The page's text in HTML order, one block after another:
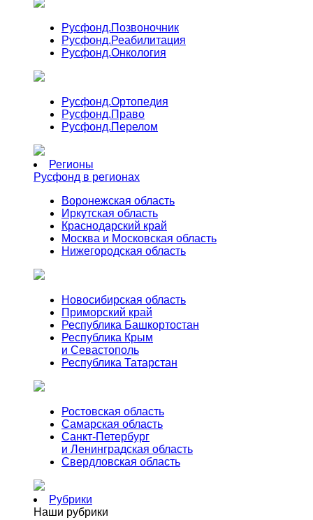
Русфонд.Позвоночник
Русфонд.Реабилитация
Русфонд.Онкология
Русфонд.Ортопедия
Русфонд.Право
Русфонд.Перелом
Регионы
Русфонд в регионах
Воронежская область
Иркутская область
Краснодарский край
Москва и Московская область
Нижегородская область
Новосибирская область
Приморский край
Республика Башкортостан
Республика Крым
и Севастополь
Республика Татарстан
Ростовская область
Самарская область
Санкт-Петербург
и Ленинградская область
Свердловская область
Рубрики
Наши рубрики